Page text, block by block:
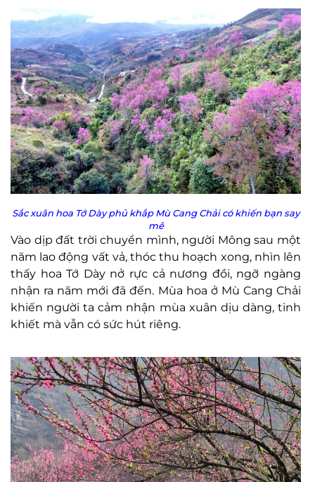
Sắc xuân hoa Tớ Dày phủ khắp Mù Cang Chải có khiến bạn say
mê
Vào dịp đất trời chuyển mình, người Mông sau một
năm lao động vất vả, thóc thu hoạch xong, nhìn lên
thấy hoa Tớ Dày nở rực cả nương đồi, ngỡ ngàng
nhận ra năm mới đã đến. Mùa hoa ở Mù Cang Chải
khiến người ta cảm nhận mùa xuân dịu dàng, tinh
khiết mà vẫn có sức hút riêng.